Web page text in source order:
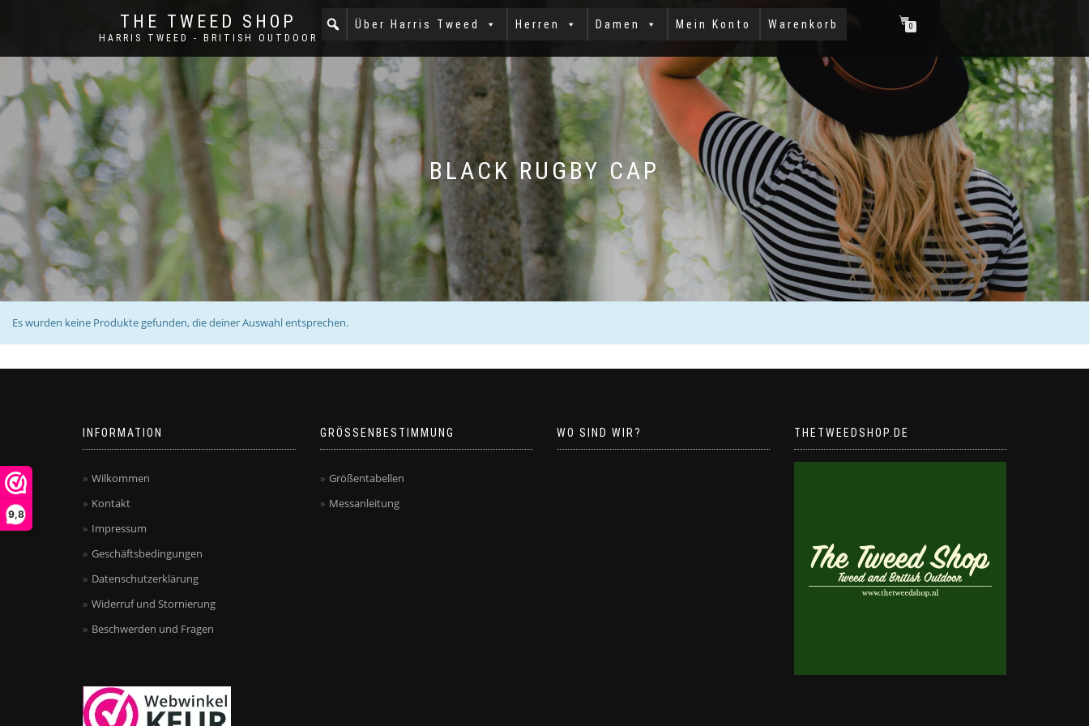
9,8
THE TWEED SHOP
HARRIS TWEED - BRITISH OUTDOOR
Über Harris Tweed Herren Damen Mein Konto Warenkorb 0
BLACK RUGBY CAP
Es wurden keine Produkte gefunden, die deiner Auswahl entsprechen.
INFORMATION
Wilkommen
Kontakt
Impressum
Geschäftsbedingungen
Datenschutzerklärung
Widerruf und Stornierung
Beschwerden und Fragen
GRÖSSENBESTIMMUNG
Größentabellen
Messanleitung
WO SIND WIR? THETWEEDSHOP.DE